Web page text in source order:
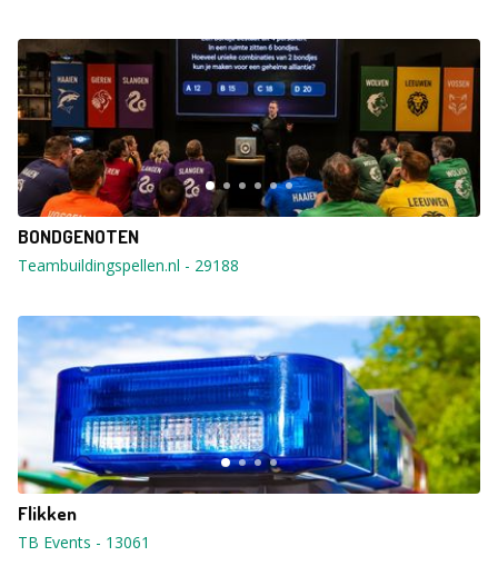
BONDGENOTEN
Teambuildingspellen.nl - 29188
Flikken
TB Events - 13061